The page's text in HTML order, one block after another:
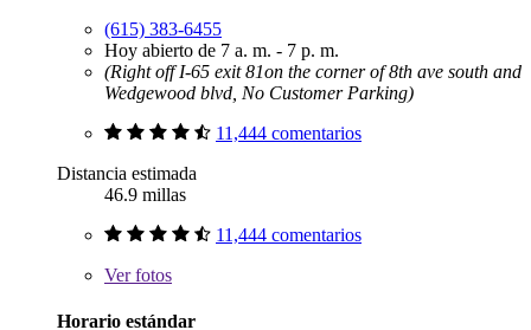
(615) 383-6455
Hoy abierto de 7 a. m. - 7 p. m.
(Right off I-65 exit 81on the corner of 8th ave south and
Wedgewood blvd, No Customer Parking)
11,444 comentarios
Distancia estimada
46.9 millas
11,444 comentarios
Verfotos
Horario estándar